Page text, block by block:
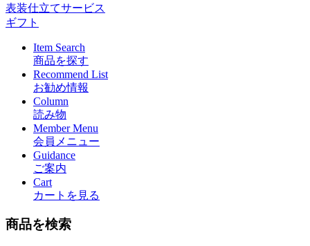
表装仕立てサービス
ギフト
Item Search
商品を探す
Recommend List
お勧め情報
Column
読み物
Member Menu
会員メニュー
Guidance
ご案内
Cart
カートを見る
商品を検索